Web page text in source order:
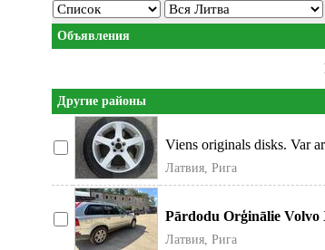
Объявления
Другие районы
Viens originals disks. Var
Cena par disku. Од
Латвия, Рига
Pārdodu Orģinālie Volvo
riepām, labā stāvoklī.
Латвия, Рига